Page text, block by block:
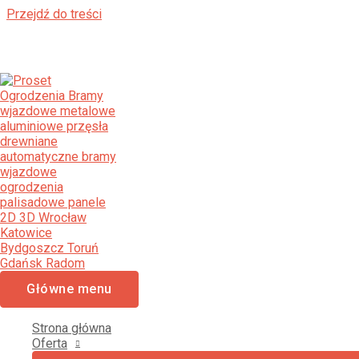
Przejdź do treści
Główne menu
Strona główna
Oferta
Ogrodzenia Panelowe
[smartslider3 slider="2"]
PROSET OGRODZENIA
OGRODZENIA PANELOWE 2D 3D, PALISADOWE,
PROSET OGRODZENIA
NOWOCZESNE OGRODZENIA PANELOWE 2D 3D,